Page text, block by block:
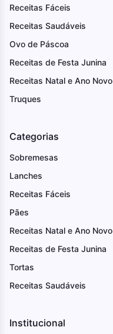
Receitas Fáceis
Receitas Saudáveis
Ovo de Páscoa
Receitas de Festa Junina
Receitas Natal e Ano Novo
Truques
Categorias
Sobremesas
Lanches
Receitas Fáceis
Pães
Receitas Natal e Ano Novo
Receitas de Festa Junina
Tortas
Receitas Saudáveis
Institucional